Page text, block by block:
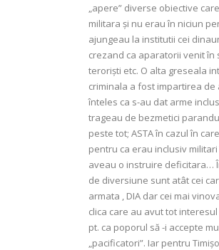
„apere” diverse obiective
militara și nu erau în niciun
ajungeau la institutii cei
crezand ca aparatorii venit
teroriști etc. O alta greseala
criminala a fost impartirea de
înteles ca s-au dat arme
trageau de bezmetici
peste tot; ASTA în cazul în
pentru ca erau inclusiv
aveau o instruire deficitara…
de diversiune sunt atât cei
armata , DIA dar cei mai
clica care au avut tot
pt. ca poporul să -i accepte
„pacificatori”. Iar pentru